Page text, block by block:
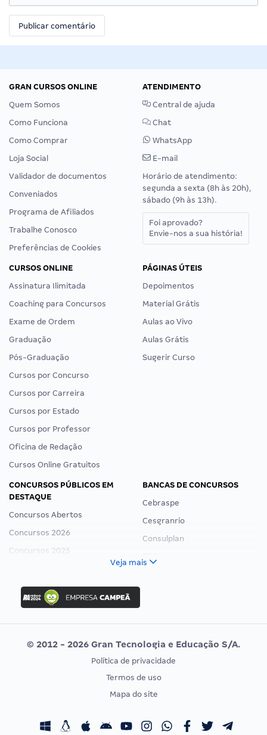
GRAN CURSOS ONLINE
Quem Somos
Como Funciona
Como Comprar
Loja Social
Validador de documentos
Conveniados
Programa de Afiliados
Trabalhe Conosco
Preferências de Cookies
ATENDIMENTO
Central de ajuda
Chat
WhatsApp
E-mail
Horário de atendimento:
segunda a sexta (8h às 20h),
sábado (9h às 13h).
Foi aprovado?
Envie-nos a sua história!
CURSOS ONLINE
Assinatura Ilimitada
Coaching para Concursos
Exame de Ordem
Graduação
Pós-Graduação
Cursos por Concurso
Cursos por Carreira
Cursos por Estado
Cursos por Professor
Oficina de Redação
Cursos Online Gratuitos
PÁGINAS ÚTEIS
Depoimentos
Material Grátis
Aulas ao Vivo
Aulas Grátis
Sugerir Curso
CONCURSOS PÚBLICOS EM
DESTAQUE
Concursos Abertos
Concursos 2026
Concursos 2025
Concurso Nacional Unificado
Concurso Ibama
Concurso MPU
Editais publicados
BANCAS DE CONCURSOS
Cebraspe
Cesgranrio
Consulplan
Vunesp
CONCURSOS POR PROFISSÃO
Concursos Fiscais
EXAME DE ORDEM
Calendário OAB
Veja mais
© 2012 - 2026 Gran Tecnologia e Educação S/A.
Política de privacidade
Termos de uso
Mapa do site